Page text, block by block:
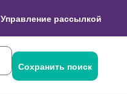
Управление рассылкой
Сохранить поиск